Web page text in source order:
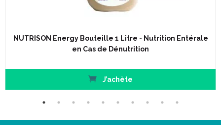
NUTRISON Energy Bouteille 1 Litre - Nutrition Entérale
en Cas de Dénutrition
J’achète